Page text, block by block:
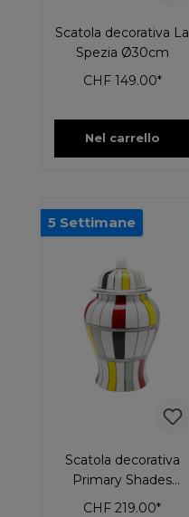
Scatola decorativa La
Spezia Ø30cm
CHF 149.00*
Nel carrello
5 Settimane
Scatola decorativa
Primary Shades
Ø26cm
CHF 219.00*